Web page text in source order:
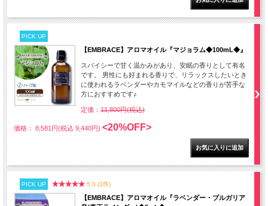
PICK UP
【EMBRACE】アロマオイル『マジョラム◆100mL◆』
スパイシーで甘く温かみがあり、安眠の香りとして有名
です。 男性にも好まれる香りで、リラックスしたいとき
に使われるラベンダーやカモマイルなどの香りが苦手な
方におすすめです♪
定価： 11,800円(税込)
価格： 8,581円(税込 9,440円) <20%OFF>
PICK UP 5.0 (1件)
【EMBRACE】アロマオイル『ラベンダー・ブルガリア